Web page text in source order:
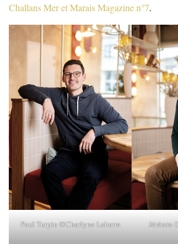
Challans Mer et Marais Magazine n°7.
Paul Turpin ©Charlyne Labarre
Jérémie